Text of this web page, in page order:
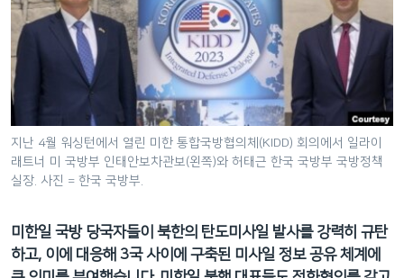
메
네
비
게
션
으
동
검
지난 4월 워싱턴에서 열린 미한 통합국방협의체(KIDD) 회의에서 일라이
래트너 미 국방부 인태안보차관보(왼쪽)와 허태근 한국 국방부 국방정책
실장. 사진 = 한국 국방부.
미한일 국방 당국자들이 북한의 탄도미사일 발사를 강력히 규탄
하고, 이에 대응해 3국 사이에 구축된 미사일 정보 공유 체계에